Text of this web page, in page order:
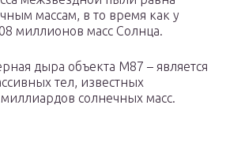
массам, в то время как у
миллионов масс Солнца.
дыра объекта M87 – является
тел, известных
миллиардов солнечных масс.